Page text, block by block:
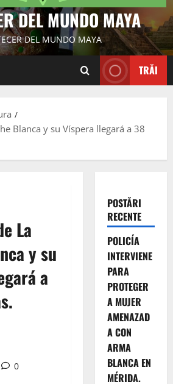
DEL MUNDO MAYA
DEL MUNDO MAYA
TRĂI
Blanca y su Víspera llegará a 38
La
y su
a
0
POSTĂRI
RECENTE
POLICÍA
INTERVIENE
PARA
PROTEGER
A MUJER
AMENAZAD
A CON
ARMA
BLANCA EN
MÉRIDA.